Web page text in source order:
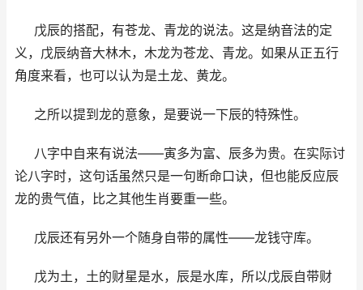
戊辰的搭配，有苍龙、青龙的说法。这是纳音法的定
义，戊辰纳音大林木，木龙为苍龙、青龙。如果从正五行
角度来看，也可以认为是土龙、黄龙。
之所以提到龙的意象，是要说一下辰的特殊性。
八字中自来有说法——寅多为富、辰多为贵。在实际讨
论八字时，这句话虽然只是一句断命口诀，但也能反应辰
龙的贵气值，比之其他生肖要重一些。
戊辰还有另外一个随身自带的属性——龙钱守库。
戊为土，土的财星是水，辰是水库，所以戊辰自带财